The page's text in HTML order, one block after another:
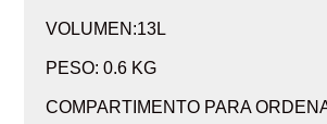
VOLUMEN:13L
PESO: 0.6 KG
COMPARTIMENTO PARA